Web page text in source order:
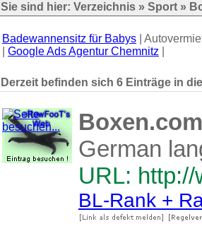
Sie sind hier: Verzeichnis » Sport »
Badewannensitz für Babys |
Google Ads Agentur Chemnitz
Derzeit befinden sich 6 Einträge in
Boxen.com
German
URL:
BL-Rank +